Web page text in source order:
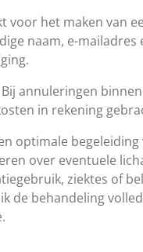
voor het maken van
naam, e-
annuleringen
in rekening
optimale begeleiding
over eventuele
ziektes of
de behandeling